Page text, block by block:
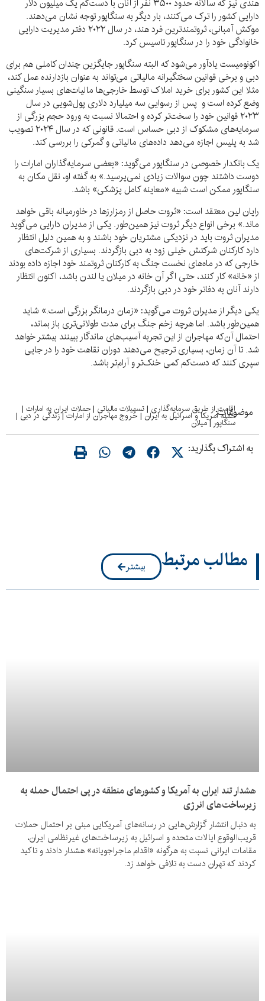
هندی نیز که سالانه حدود ۳۵۰۰ نفر از آنان با دست‌کم یک میلیون دلار
دارایی کشور را ترک می‌کنند، بار دیگر به سنگاپور توجه نشان می‌دهند.
موکش آمبانی، ثروتمندترین فرد هند، در سال ۲۰۲۲ دفتر مدیریت دارایی
خانوادگی خود را در سنگاپور تاسیس کرد.
اکونومیست یادآور می‌شود که البته سنگاپور جایگزین چندان کاملی هم برای
دبی و برخی قوانین سختگیرانه مالیاتی می‌تواند به عنوان بازدارنده عمل کند،
مثلا این کشور برای خرید املاک توسط خارجی‌ها مالیات‌های بسیار سنگینی
وضع کرده است و پس از رسوایی سه میلیارد دلاری پول‌شویی در سال
۲۰۲۳ قوانین خود را سخت‌تر کرده و احتمالا نسبت به ورود حجم بزرگی از
سرمایه‌های مشکوک از دبی حساس است. قانونی که در سال ۲۰۲۴ تصویب
شد به پلیس اجازه می‌دهد داده‌های مالیاتی و گمرکی را بررسی کند.
یک بانکدار خصوصی در سنگاپور می‌گوید: «بعضی سرمایه‌گذاران امارات را
دوست داشتند چون سوالات زیادی نمی‌پرسید.» به گفته او، نقل مکان به
سنگاپور ممکن است شبیه «معاینه کامل پزشکی» باشد.
رایان لین معتقد است: «ثروت حاصل از رمزارزها در خاورمیانه باقی خواهد
ماند.» برخی انواع دیگر ثروت نیز همین‌طور. یکی از مدیران دارایی می‌گوید
مدیران ثروت باید در نزدیکی مشتریان خود باشند و به همین دلیل انتظار
دارد کارکنان شرکتش خیلی زود به دبی بازگردند. بسیاری از شرکت‌های
خارجی که در ماه‌های نخست جنگ به کارکنان ثروتمند خود اجازه داده بودند
از «خانه» کار کنند، حتی اگر آن خانه در میلان یا لندن باشد، اکنون انتظار
دارند آنان به دفاتر خود در دبی بازگردند.
یکی دیگر از مدیران ثروت می‌گوید: «زمان درمانگر بزرگی است.» شاید
همین‌طور باشد. اما هرچه زخم جنگ برای مدت طولانی‌تری باز بماند،
احتمال آن‌که مهاجران از این تجربه آسیب‌های ماندگار ببینند بیشتر خواهد
شد. تا آن زمان، بسیاری ترجیح می‌دهند دوران نقاهت خود را در جایی
سپری کنند که دست‌کم کمی خنک‌تر و آرام‌تر باشد.
موضوعات:
اقامت از طریق سرمایه‌گذاری |تسهیلات مالیاتی |حملات ایران به امارات|
حمله آمریکا و اسرائیل به ایران | خروج مهاجران از امارات|زندگی در دبی |
سنگاپور|میلان
به اشتراک بگذارید:
مطالب مرتبط بیشتر
هشدار تند ایران به آمریکا و کشورهای منطقه در پی احتمال حمله به
زیرساخت‌های انرژی
به دنبال انتشار گزارش‌هایی در رسانه‌های آمریکایی مبنی بر احتمال حملات
قریب‌الوقوع ایالات متحده و اسرائیل به زیرساخت‌های غیرنظامی ایران،
مقامات ایرانی نسبت به هرگونه «اقدام ماجراجویانه» هشدار دادند و تاکید
کردند که تهران دست به تلافی خواهد زد.